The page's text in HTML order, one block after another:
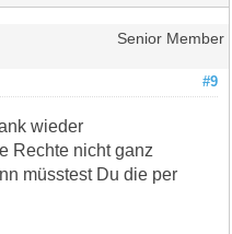
Senior Member
#9
wieder
Rechte nicht ganz
müsstest Du die per